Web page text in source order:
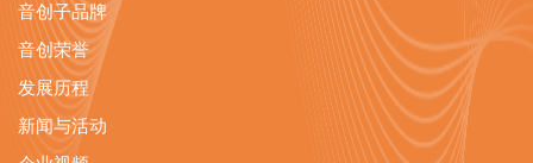
音创子品牌
音创荣誉
发展历程
新闻与活动